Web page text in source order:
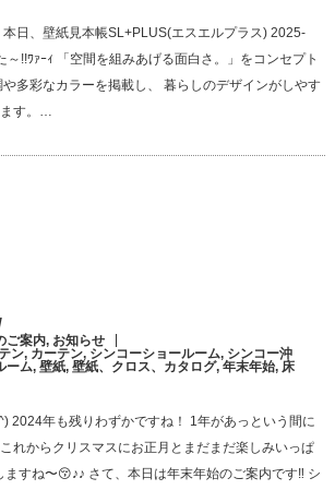
日、壁紙見本帳SL+PLUS(エスエルプラス) 2025-
!!ﾜｧｰｨ 「空間を組みあげる面白さ。」をコンセプト
多彩なカラーを掲載し、 暮らしのデザインがしやす
ます。…
ご案内, お知らせ
ン, カーテン, シンコーショールーム, シンコー沖
ーム, 壁紙, 壁紙、クロス、カタログ, 年末年始, 床
2024年も残りわずかですね！ 1年があっという間に
れからクリスマスにお正月とまだまだ楽しみいっぱ
すね〜😚♪♪ さて、本日は年末年始のご案内です‼ シ